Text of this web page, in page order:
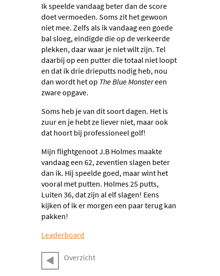
Ik speelde vandaag beter dan de score
doet vermoeden. Soms zit het gewoon
niet mee. Zelfs als ik vandaag een goede
bal sloeg, eindigde die op de verkeerde
plekken, daar waar je niet wilt zijn. Tel
daarbij op een putter die totaal niet loopt
en dat ik drie drieputts nodig heb, nou
dan wordt het op The Blue Monstereen
zware opgave.
Soms heb je van dit soort dagen. Het is
zuur en je hebt ze liever niet, maar ook
dat hoort bij professioneel golf!
Mijn flightgenoot J.B Holmes maakte
vandaag een 62, zeventien slagen beter
dan ik. Hij speelde goed, maar wint het
vooral met putten. Holmes 25 putts,
Luiten 36, dat zijn al elf slagen! Eens
kijken of ik er morgen een paar terug kan
pakken!
Leaderboard
Overzicht